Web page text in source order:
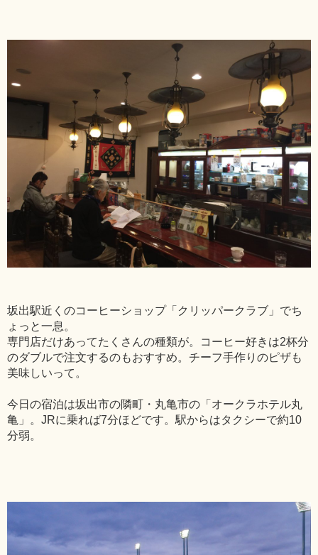
坂出駅近くのコーヒーショップ「クリッパークラブ」でち
ょっと一息。
専門店だけあってたくさんの種類が。コーヒー好きは2杯分
のダブルで注文するのもおすすめ。チーフ手作りのピザも
美味しいって。
今日の宿泊は坂出市の隣町・丸亀市の「オークラホテル丸
亀」。JRに乗れば7分ほどです。駅からはタクシーで約10
分弱。